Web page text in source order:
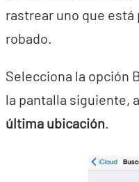
rastrear uno que está
robado.
Selecciona la opción
la pantalla siguiente,
última ubicación.